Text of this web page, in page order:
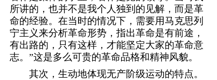
所讲的，也并不是我个人独到的见解，而是革
命的经验。在当时的情况下，需要用马克思列
宁主义来分析革命形势，指出革命是有前途，
有出路的，只有这样，才能坚定大家的革命意
志。”这是多么可贵的革命品格和精神风貌。
其次，生动地体现无产阶级运动的特点。